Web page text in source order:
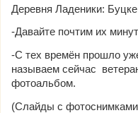
Деревня Ладеники:
-Давайте почтим их
-С тех времён прошло
называем сейчас
фотоальбом.
(Слайды с фотоснимками